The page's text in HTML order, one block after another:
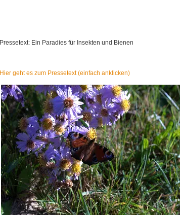
Pressetext: Ein Paradies für Insekten und Bienen
Hier geht es zum Pressetext (einfach anklicken)